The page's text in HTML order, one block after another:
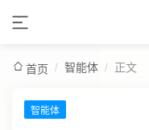
首页 / 智能体 / 正文
智能体